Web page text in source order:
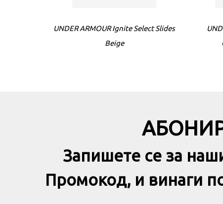
UNDER ARMOUR Ignite Select Slides
Beige
Запишете се за
Промокод, и винаги